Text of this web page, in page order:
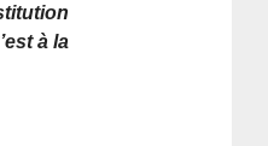
à la